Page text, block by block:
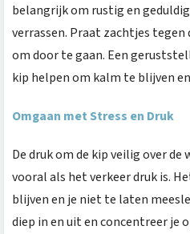
belangrijk om rustig en
verrassen. Praat zachtjes tegen
om door te gaan. Een
kip helpen om kalm te blijven
Omgaan met Stress en Druk
De druk om de kip veilig over
vooral als het verkeer druk is.
blijven en je niet te laten
diep in en uit en concentreer je